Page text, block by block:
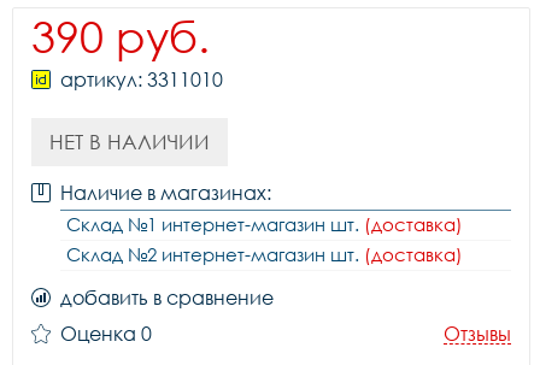
390 руб.
артикул: 3311010
НЕТ В НАЛИЧИИ
Наличие в магазинах:
Склад №1 интернет-магазин шт. (доставка)
Склад №2 интернет-магазин шт. (доставка)
добавить в сравнение
Оценка 0
Отзывы